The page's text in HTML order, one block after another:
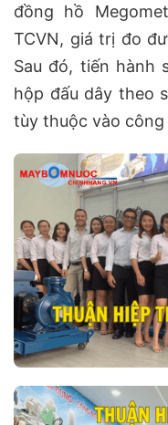
đồng hồ
TCVN, giá trị đo
Sau đó, tiến hành
hộp đấu dây theo
tùy thuộc vào